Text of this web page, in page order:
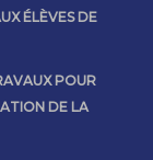
ÉLÈVES DE
POUR
DE LA